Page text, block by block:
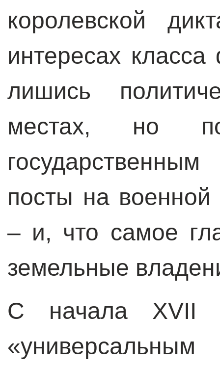
королевской
интересах
лишись
местах, но
посты на
– и, что самое
земельные
С начала XVII